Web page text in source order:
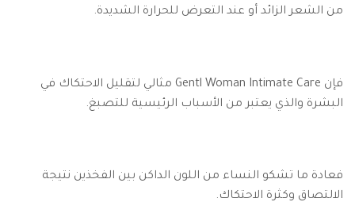
من الشعر الزائد أو عند التعرض للحرارة الشديدة.
فإن Gentl Woman Intimate Care مثالي لتقليل الاحتكاك في
البشرة والذي يعتبر من الأسباب الرئيسية للتصبغ.
فعادة ما تشكو النساء من اللون الداكن بين الفخذين نتيجة
الالتصاق وكثرة الاحتكاك.